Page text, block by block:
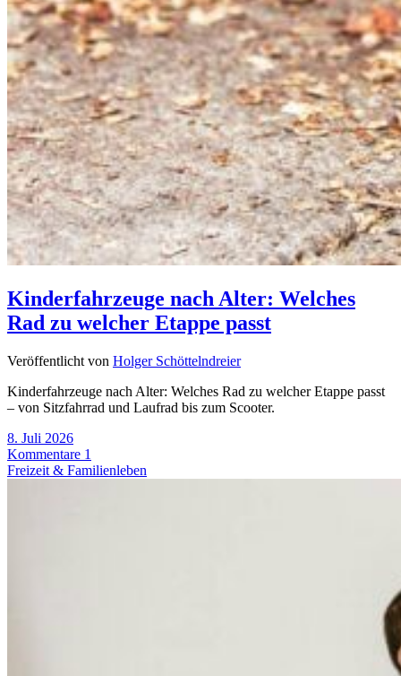
Kinderfahrzeuge nach Alter: Welches
Rad zu welcher Etappe passt
Veröffentlicht von Holger Schöttelndreier
Kinderfahrzeuge nach Alter: Welches Rad zu welcher Etappe passt
– von Sitzfahrrad und Laufrad bis zum Scooter.
8. Juli 2026
Kommentare 1
Freizeit & Familienleben